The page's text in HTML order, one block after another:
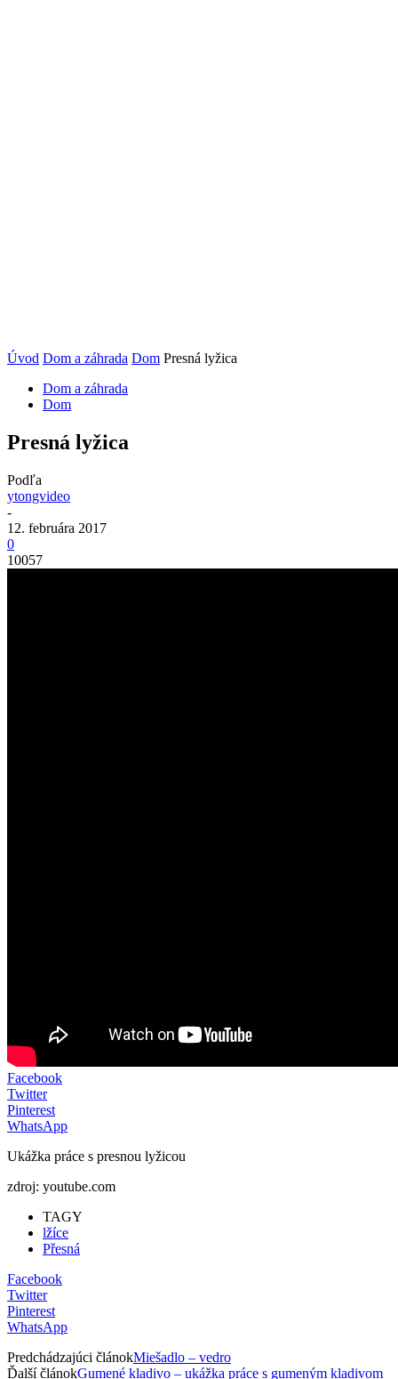
Úvod Dom a záhrada Dom Presná lyžica
Dom a záhrada
Dom
Presná lyžica
Podľa
ytongvideo
-
12. februára 2017
0
10057
Facebook
Twitter
Pinterest
WhatsApp
Ukážka práce s presnou lyžicou
zdroj: youtube.com
TAGY
lžíce
Přesná
Facebook
Twitter
Pinterest
WhatsApp
Predchádzajúci článokMiešadlo – vedro
Ďalší článokGumené kladivo – ukážka práce s gumeným kladivom